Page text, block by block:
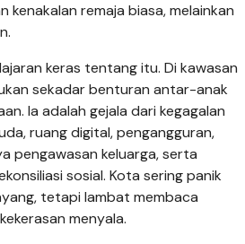
kenakalan remaja biasa, melainkan
keras tentang itu. Di kawasan
sekadar benturan antar-anak
Ia adalah gejala dari kegagalan
ruang digital, pengangguran,
pengawasan keluarga, serta
sosial. Kota sering panik
tetapi lambat membaca
menyala.